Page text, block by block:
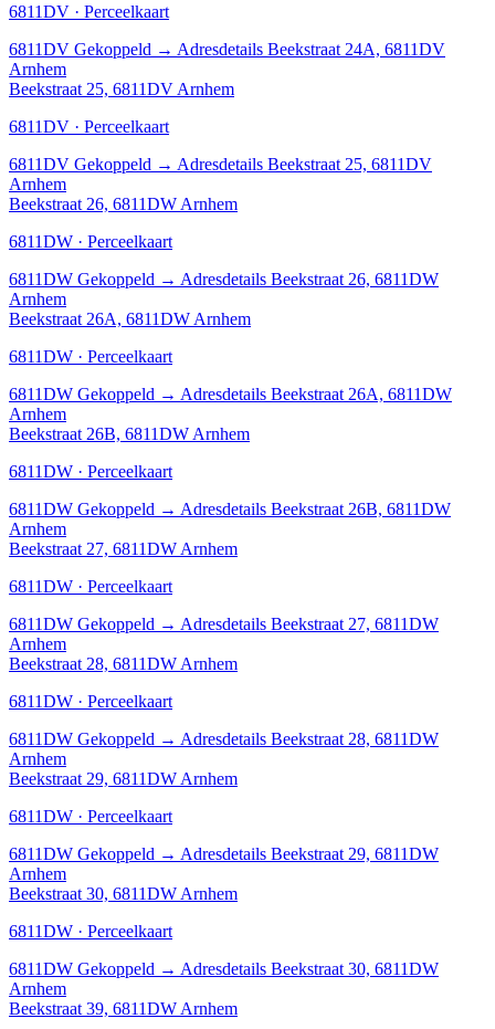
6811DV · Perceelkaart
6811DV Gekoppeld → Adresdetails Beekstraat 24A, 6811DV
Arnhem
Beekstraat 25, 6811DV Arnhem
6811DV · Perceelkaart
6811DV Gekoppeld → Adresdetails Beekstraat 25, 6811DV
Arnhem
Beekstraat 26, 6811DW Arnhem
6811DW · Perceelkaart
6811DW Gekoppeld → Adresdetails Beekstraat 26, 6811DW
Arnhem
Beekstraat 26A, 6811DW Arnhem
6811DW · Perceelkaart
6811DW Gekoppeld → Adresdetails Beekstraat 26A, 6811DW
Arnhem
Beekstraat 26B, 6811DW Arnhem
6811DW · Perceelkaart
6811DW Gekoppeld → Adresdetails Beekstraat 26B, 6811DW
Arnhem
Beekstraat 27, 6811DW Arnhem
6811DW · Perceelkaart
6811DW Gekoppeld → Adresdetails Beekstraat 27, 6811DW
Arnhem
Beekstraat 28, 6811DW Arnhem
6811DW · Perceelkaart
6811DW Gekoppeld → Adresdetails Beekstraat 28, 6811DW
Arnhem
Beekstraat 29, 6811DW Arnhem
6811DW · Perceelkaart
6811DW Gekoppeld → Adresdetails Beekstraat 29, 6811DW
Arnhem
Beekstraat 30, 6811DW Arnhem
6811DW · Perceelkaart
6811DW Gekoppeld → Adresdetails Beekstraat 30, 6811DW
Arnhem
Beekstraat 39, 6811DW Arnhem